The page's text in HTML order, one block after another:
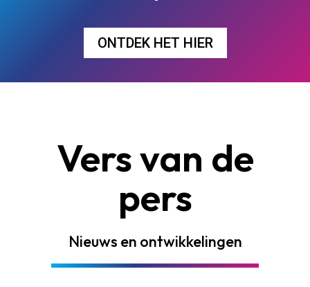
ONTDEK HET HIER
Vers van de
pers
Nieuws en ontwikkelingen